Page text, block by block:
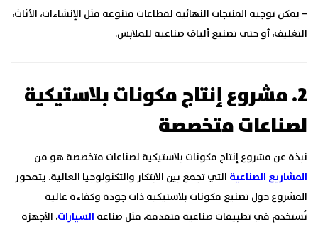
– يمكن توجيه المنتجات النهائية لقطاعات متنوعة مثل الإنشاءات، الأثاث،
التغليف، أو حتى تصنيع ألياف صناعية للملابس.
2. مشروع إنتاج مكونات بلاستيكية
لصناعات متخصصة
نبذة عن مشروع إنتاج مكونات بلاستيكية لصناعات متخصصة هو من
المشاريع الصناعية التي تجمع بين الابتكار والتكنولوجيا العالية. يتمحور
المشروع حول تصنيع مكونات بلاستيكية ذات جودة وكفاءة عالية
تُستخدم في تطبيقات صناعية متقدمة، مثل صناعة السيارات، الأجهزة